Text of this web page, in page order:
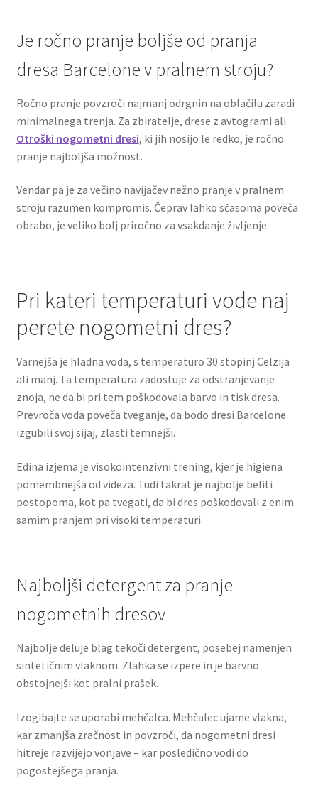
Je ročno pranje boljše od pranja
dresa Barcelone v pralnem stroju?
Ročno pranje povzroči najmanj odrgnin na oblačilu zaradi
minimalnega trenja. Za zbiratelje, drese z avtogrami ali
Otroški nogometni dresi, ki jih nosijo le redko, je ročno
pranje najboljša možnost.
Vendar pa je za večino navijačev nežno pranje v pralnem
stroju razumen kompromis. Čeprav lahko sčasoma poveča
obrabo, je veliko bolj priročno za vsakdanje življenje.
Pri kateri temperaturi vode naj
perete nogometni dres?
Varnejša je hladna voda, s temperaturo 30 stopinj Celzija
ali manj. Ta temperatura zadostuje za odstranjevanje
znoja, ne da bi pri tem poškodovala barvo in tisk dresa.
Prevroča voda poveča tveganje, da bodo dresi Barcelone
izgubili svoj sijaj, zlasti temnejši.
Edina izjema je visokointenzivni trening, kjer je higiena
pomembnejša od videza. Tudi takrat je najbolje beliti
postopoma, kot pa tvegati, da bi dres poškodovali z enim
samim pranjem pri visoki temperaturi.
Najboljši detergent za pranje
nogometnih dresov
Najbolje deluje blag tekoči detergent, posebej namenjen
sintetičnim vlaknom. Zlahka se izpere in je barvno
obstojnejši kot pralni prašek.
Izogibajte se uporabi mehčalca. Mehčalec ujame vlakna,
kar zmanjša zračnost in povzroči, da nogometni dresi
hitreje razvijejo vonjave – kar posledično vodi do
pogostejšega pranja.